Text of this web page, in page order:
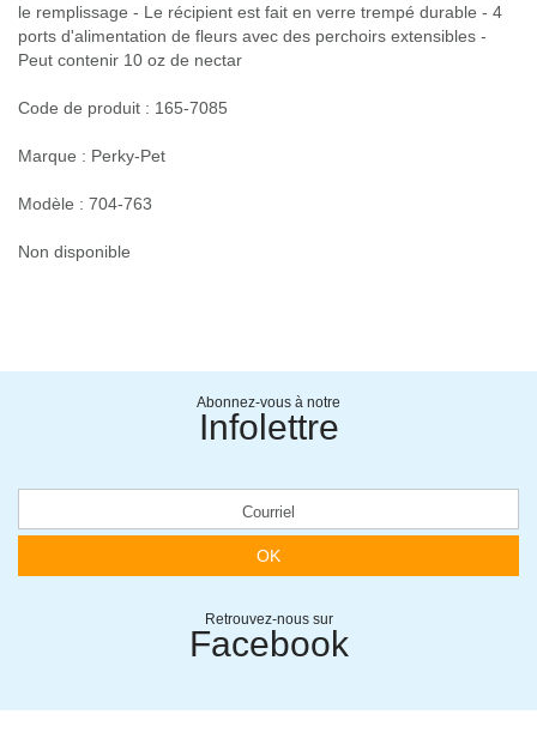
le remplissage - Le récipient est fait en verre trempé durable - 4
ports d'alimentation de fleurs avec des perchoirs extensibles -
Peut contenir 10 oz de nectar
Code de produit : 165-7085
Marque : Perky-Pet
Modèle : 704-763
Non disponible
Abonnez-vous à notre
Infolettre
OK
Retrouvez-nous sur
Facebook